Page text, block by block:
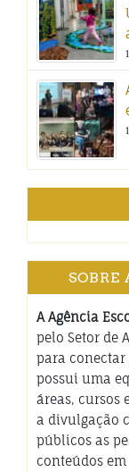
SOBRE
A Agência
pelo Setor de
para conectar
possui uma
áreas, cursos
a divulgação
públicos as
conteúdos